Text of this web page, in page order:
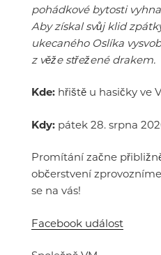
pohádkové bytosti
Aby získal svůj klid
ukecaného Oslíka
z věže střežené drakem.
Kde: hřiště u hasičky ve
Kdy: pátek 28. srpna
Promítání začne
občerstvení
se na vás!
Facebook událost